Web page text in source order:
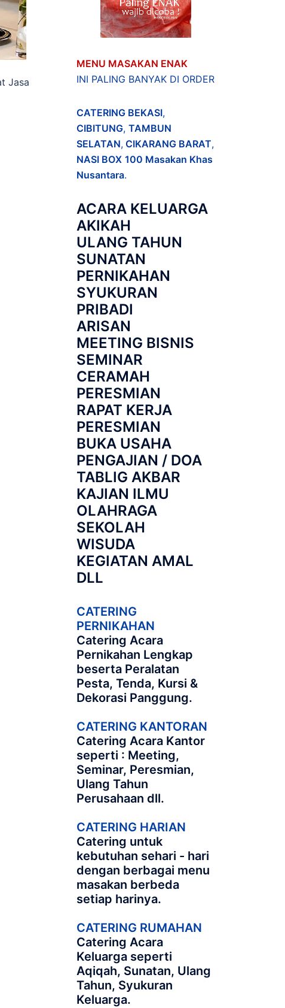
Jasa
MENU MASAKAN ENAK
INI PALING BANYAK DI ORDER
CATERING BEKASI,
CIBITUNG, TAMBUN
SELATAN,CIKARANG BARAT,
NASI BOX 100 Masakan Khas
Nusantara.
ACARA KELUARGA
AKIKAH
ULANG TAHUN
SUNATAN
PERNIKAHAN
SYUKURAN
PRIBADI
ARISAN
MEETING BISNIS
SEMINAR
CERAMAH
PERESMIAN
RAPAT KERJA
PERESMIAN
BUKA USAHA
PENGAJIAN / DOA
TABLIG AKBAR
KAJIAN ILMU
OLAHRAGA
SEKOLAH
WISUDA
KEGIATAN AMAL
DLL
CATERING
PERNIKAHAN
Catering Acara
Pernikahan Lengkap
beserta Peralatan
Pesta, Tenda, Kursi &
Dekorasi Panggung.
CATERING KANTORAN
Catering Acara Kantor
seperti : Meeting,
Seminar, Peresmian,
Ulang Tahun
Perusahaan dll.
CATERING HARIAN
Catering untuk
kebutuhan sehari - hari
dengan berbagai menu
masakan berbeda
setiap harinya.
CATERING RUMAHAN
Catering Acara
Keluarga seperti
Aqiqah, Sunatan, Ulang
Tahun, Syukuran
Keluarga.